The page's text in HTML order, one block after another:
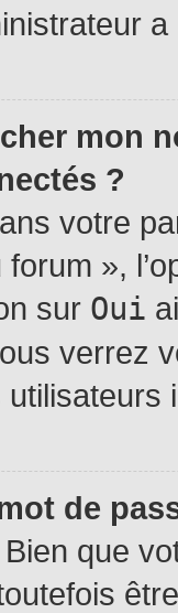
mon
?
votre
»,
sur Oui
verrez
de
que